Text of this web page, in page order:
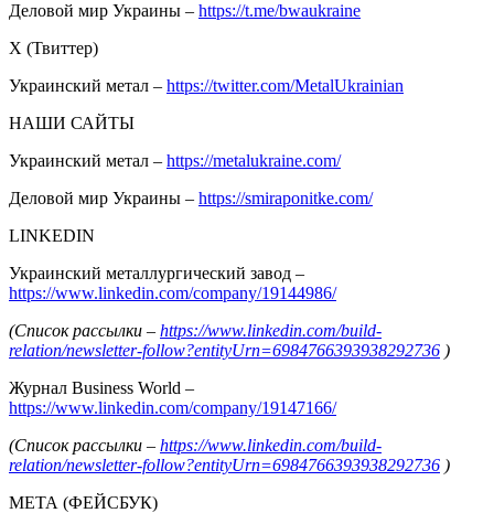
Деловой мир Украины – https://t.me/bwaukraine
Х (Твиттер)
Украинский метал – https://twitter.com/MetalUkrainian
НАШИ САЙТЫ
Украинский метал – https://metalukraine.com/
Деловой мир Украины – https://smiraponitke.com/
LINKEDIN
Украинский металлургический завод –
https://www.linkedin.com/company/19144986/
(Список рассылки – https://www.linkedin.com/build-
relation/newsletter-follow?entityUrn=6984766393938292736 )
Журнал Business World –
https://www.linkedin.com/company/19147166/
(Список рассылки – https://www.linkedin.com/build-
relation/newsletter-follow?entityUrn=6984766393938292736 )
МЕТА (ФЕЙСБУК)